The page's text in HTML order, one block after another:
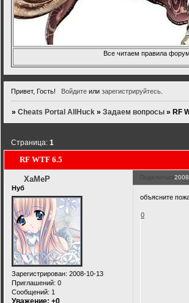
Все читаем правила
Привет, Гость! Войдитеили зарегистрируйтесь.
»Cheats Portal AllHuck »Задаем вопросы » RF
RF WTF 6.5
Страница:1
Поделиться
ХаМеР
Нуб
Зарегистрирован: 2008-10-13
Приглашений: 0
Сообщений: 1
Уважение: +0
объясните
0